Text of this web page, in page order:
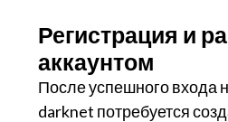
Регистрация и
аккаунтом
После успешного входа
darknet потребуется